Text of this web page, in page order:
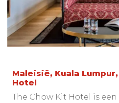
Maleisië, Kuala
Hotel
The Chow Kit Hotel is